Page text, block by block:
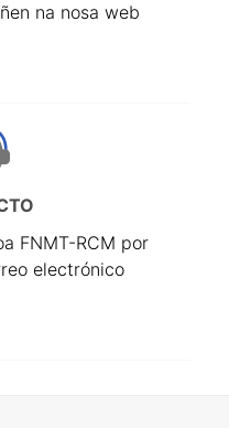
na nosa web
FNMT-RCM por
electrónico